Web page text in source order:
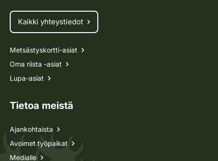
Kaikki yhteystiedot
Metsästyskortti-asiat
Oma riista -asiat
Lupa-asiat
Tietoa meistä
Ajankohtaista
Avoimet työpaikat
Medialle